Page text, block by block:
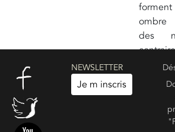
forment
ombre
des
son
NEWSLETTER
Je m inscris